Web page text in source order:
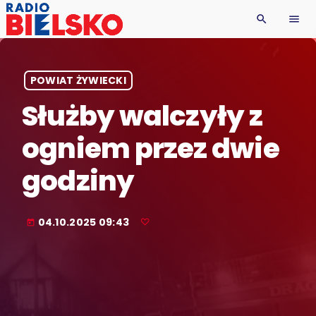
search menu
POWIAT ŻYWIECKI
Służby walczyły z
ogniem przez dwie
godziny
today 04.10.2025 09:43